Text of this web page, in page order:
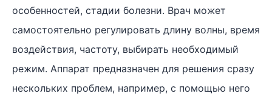
особенностей, стадии болезни. Врач может
самостоятельно регулировать длину волны, время
воздействия, частоту, выбирать необходимый
режим. Аппарат предназначен для решения сразу
нескольких проблем, например, с помощью него